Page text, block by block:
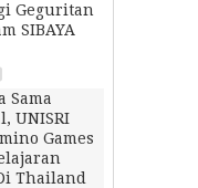
Geguritan
SIBAYA
Sama
UNISRI
Games
Thailand